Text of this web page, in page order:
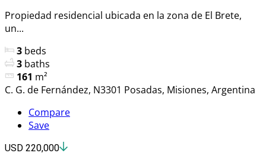
Propiedad residencial ubicada en la zona de El Brete,
un...
3 beds
3 baths
161 m²
C. G. de Fernández, N3301 Posadas, Misiones, Argentina
Compare
Save
USD 220,000